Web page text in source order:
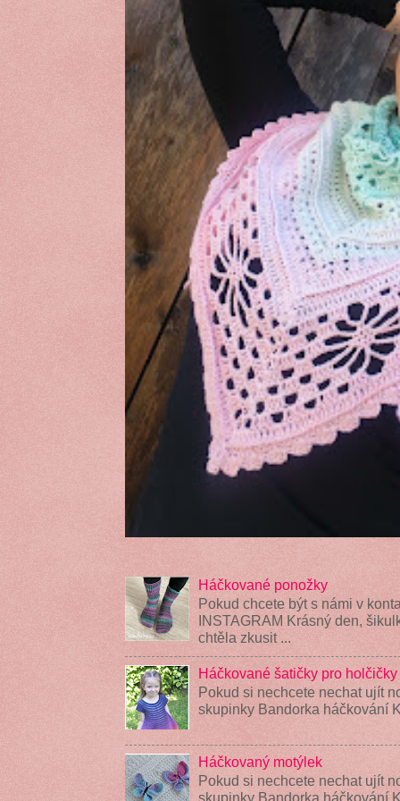
Háčkované ponožky
Pokud chcete být s námi v
INSTAGRAM Krásný den,
chtěla zkusit ...
Háčkované šatičky pro holčičky
Pokud si nechcete nechat ujít
skupinky Bandorka háčkování
Háčkovaný motýlek
Pokud si nechcete nechat ujít
skupinky Bandorka háčkování